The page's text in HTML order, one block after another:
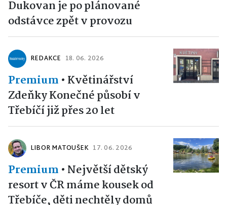
Dukovan je po plánované
odstávce zpět v provozu
REDAKCE 18. 06. 2026
Premium • Květinářství
Zdeňky Konečné působí v
Třebíčí již přes 20 let
LIBOR MATOUŠEK 17. 06. 2026
Premium • Největší dětský
resort v ČR máme kousek od
Třebíče, děti nechtěly domů